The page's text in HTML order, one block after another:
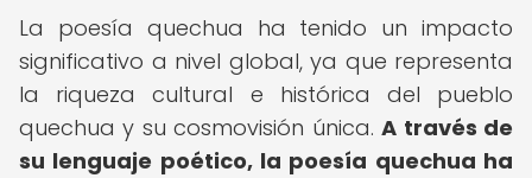
La poesía quechua ha tenido un impacto
significativo a nivel global, ya que representa
la riqueza cultural e histórica del pueblo
quechua y su cosmovisión única.A través de
su lenguaje poético, la poesía quechua ha